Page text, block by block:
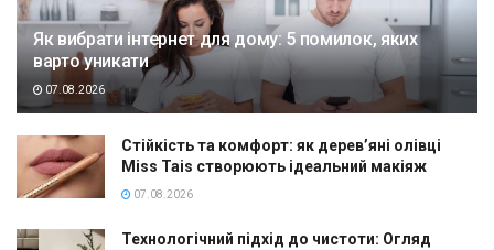
Як вибрати інтернет для дому: 5 помилок, яких
варто уникати
07.08.2026
Стійкість та комфорт: як дерев’яні олівці
Miss Tais створюють ідеальний макіяж
07.08.2026
Технологічний підхід до чистоти: Огляд